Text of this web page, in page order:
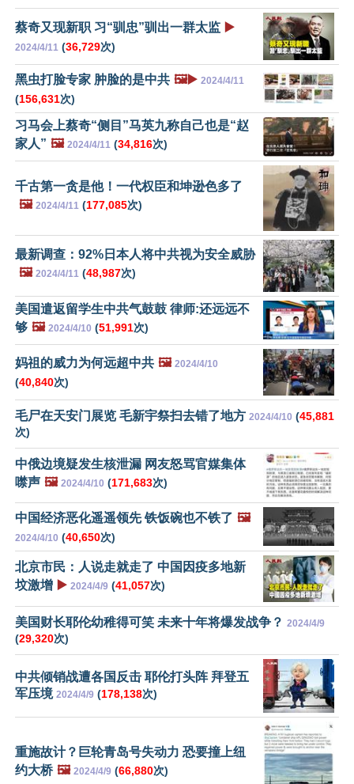
蔡奇又现新职 习“驯忠”驯出一群太监 ▶️
2024/4/11 (36,729次)
黑虫打脸专家 肿脸的是中共 🖼️▶️ 2024/4/11
(156,631次)
习马会上蔡奇“侧目”马英九称自己也是“赵
家人” 🖼️ 2024/4/11 (34,816次)
千古第一贪是他！一代权臣和坤逊色多了
🖼️ 2024/4/11 (177,085次)
最新调查：92%日本人将中共视为安全威胁
🖼️ 2024/4/11 (48,987次)
美国遣返留学生中共气鼓鼓 律师:还远远不
够 🖼️ 2024/4/10 (51,991次)
妈祖的威力为何远超中共 🖼️ 2024/4/10
(40,840次)
毛尸在天安门展览 毛新宇祭扫去错了地方 2024/4/10 (45,881
次)
中俄边境疑发生核泄漏 网友怒骂官媒集体
噤声 🖼️ 2024/4/10 (171,683次)
中国经济恶化遥遥领先 铁饭碗也不铁了 🖼️
2024/4/10 (40,650次)
北京市民：人说走就走了 中国因疫多地新
坟激增 ▶️ 2024/4/9 (41,057次)
美国财长耶伦幼稚得可笑 未来十年将爆发战争？ 2024/4/9
(29,320次)
中共倾销战遭各国反击 耶伦打头阵 拜登五
军压境 2024/4/9 (178,138次)
重施故计？巨轮青岛号失动力 恐要撞上纽
约大桥 🖼️ 2024/4/9 (66,880次)